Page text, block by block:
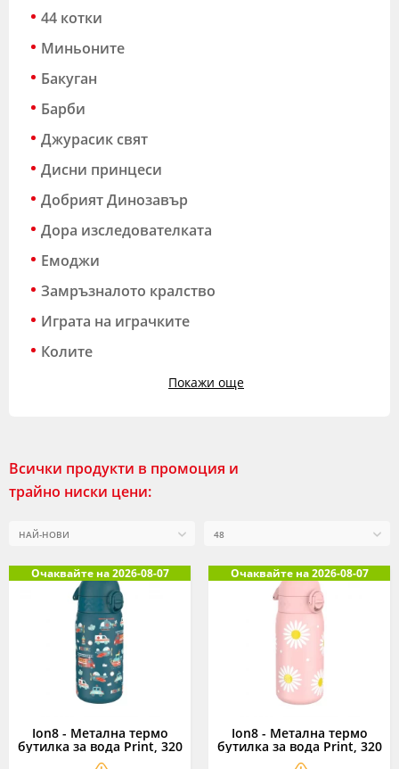
44 котки
Миньоните
Бакуган
Барби
Джурасик свят
Дисни принцеси
Добрият Динозавър
Дора изследователката
Емоджи
Замръзналото кралство
Играта на играчките
Колите
Покажи още
Всички продукти в промоция и
трайно ниски цени:
Очаквайте на 2026-08-07
Ion8 - Метална термо
бутилка за вода Print, 320
мл, спасители
Очаквайте на 2026-08-07
Ion8 - Метална термо
бутилка за вода Print, 320
мл, маргаритки